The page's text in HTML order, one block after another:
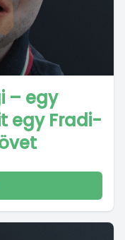
– egy
egy Fradi-